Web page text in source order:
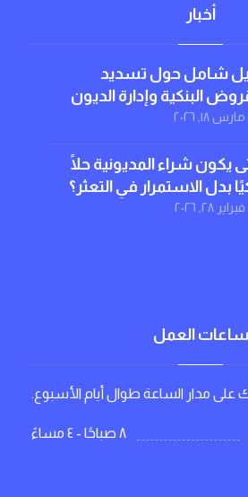
أخبار
شامل حول تسديد
البنكية وإدارة الديون
مارس ١٨, ٢٠٢٦
يكون شراء المديونية حلًا
بدل الاستمرار في التعثر؟
فبراير ٢٨, ٢٠٢٦
ساعات العمل
على مدار الساعة طوال أيام الأسبوع.
٨ صباحًا - ٤ مساءً